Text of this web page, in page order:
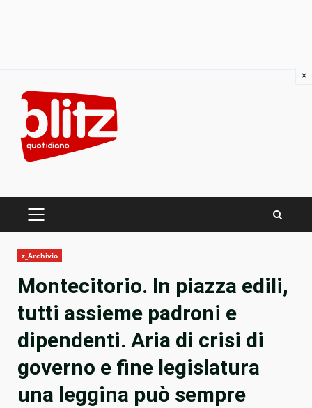
content
PRIMARY
z_Archivio
Montecitorio. In piazza edili,
tutti assieme padroni e
dipendenti. Aria di crisi di
governo e fine legislatura
una leggina può sempre
×